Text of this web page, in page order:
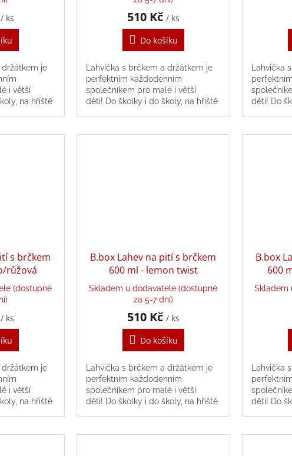
/ ks
držátkem je
i větší
na hřiště
510 Kč / ks
Do košíku
Lahvička s brčkem a držátkem je
perfektním každodenním
společníkem pro malé i větší
děti! Do školky i do školy, na hřiště
Lahvička
děti! Do
s brčkem
růžová
(dostupné
/ ks
držátkem je
i větší
na hřiště
B.box Lahev na pití s brčkem
600 ml - lemon twist
Skladem u dodavatele (dostupné
za 5-7 dní)
510 Kč / ks
Do košíku
Lahvička s brčkem a držátkem je
perfektním každodenním
společníkem pro malé i větší
děti! Do školky i do školy, na hřiště
B.box
600
Skladem
Lahvička
děti! Do